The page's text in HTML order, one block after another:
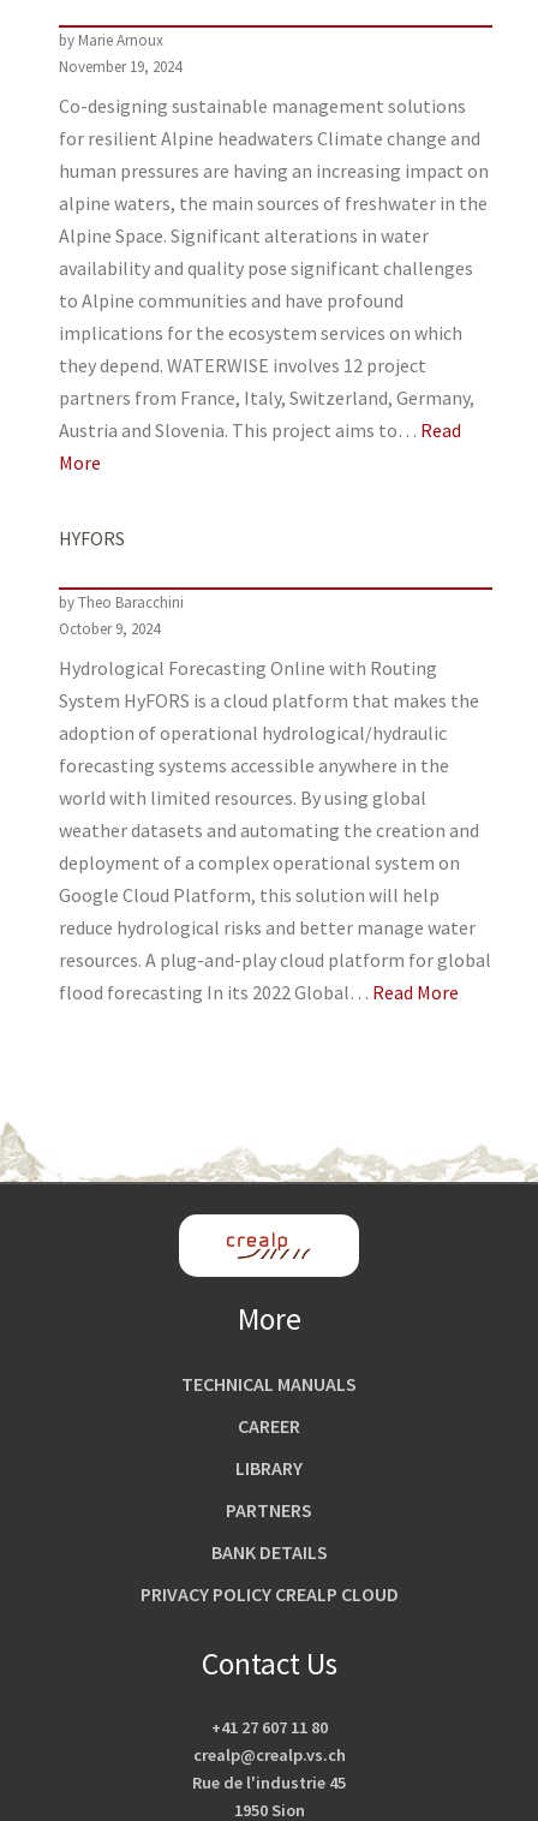
by Marie Arnoux
November 19, 2024
Co-designing sustainable management solutions
for resilient Alpine headwaters Climate change and
human pressures are having an increasing impact on
alpine waters, the main sources of freshwater in the
Alpine Space. Significant alterations in water
availability and quality pose significant challenges
to Alpine communities and have profound
implications for the ecosystem services on which
they depend. WATERWISE involves 12 project
partners from France, Italy, Switzerland, Germany,
Austria and Slovenia. This project aims to… Read
More
HYFORS
by Theo Baracchini
October 9, 2024
Hydrological Forecasting Online with Routing
System HyFORS is a cloud platform that makes the
adoption of operational hydrological/hydraulic
forecasting systems accessible anywhere in the
world with limited resources. By using global
weather datasets and automating the creation and
deployment of a complex operational system on
Google Cloud Platform, this solution will help
reduce hydrological risks and better manage water
resources. A plug-and-play cloud platform for global
flood forecasting In its 2022 Global… Read More
More
TECHNICAL MANUALS
CAREER
LIBRARY
PARTNERS
BANK DETAILS
PRIVACY POLICY CREALP CLOUD
Contact Us
+41 27 607 11 80
crealp@crealp.vs.ch
Rue de l'industrie 45
1950 Sion